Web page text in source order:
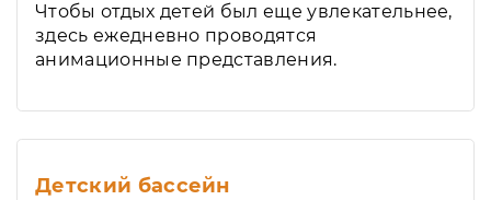
Чтобы отдых детей был еще увлекательнее,
здесь ежедневно проводятся
анимационные представления.
Детский бассейн